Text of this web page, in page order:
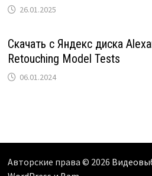
26.01.2025
Скачать с Яндекс диска
Retouching Model Tests
06.01.2024
Авторские права © 2026